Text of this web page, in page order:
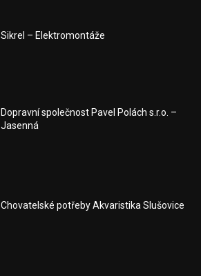
Sikrel – Elektromontáže
Dopravní společnost Pavel Polách s.r.o. –
Jasenná
Chovatelské potřeby Akvaristika Slušovice